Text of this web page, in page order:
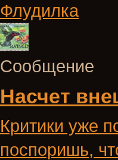
Флудилка
Сообщение
Насчет
Критики уже
поспоришь,